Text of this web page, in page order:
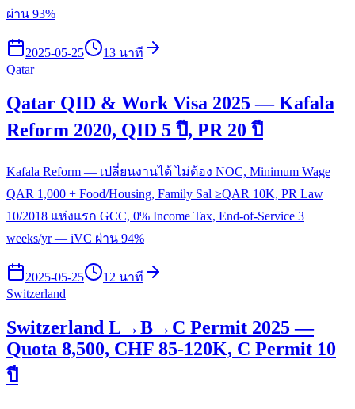
ผ่าน 93%
2025-05-25
13 นาที
Qatar
Qatar QID & Work Visa 2025 — Kafala
Reform 2020, QID 5 ปี, PR 20 ปี
Kafala Reform — เปลี่ยนงานได้ ไม่ต้อง NOC, Minimum Wage
QAR 1,000 + Food/Housing, Family Sal ≥QAR 10K, PR Law
10/2018 แห่งแรก GCC, 0% Income Tax, End-of-Service 3
weeks/yr — iVC ผ่าน 94%
2025-05-25
12 นาที
Switzerland
Switzerland L→B→C Permit 2025 —
Quota 8,500, CHF 85-120K, C Permit 10
ปี